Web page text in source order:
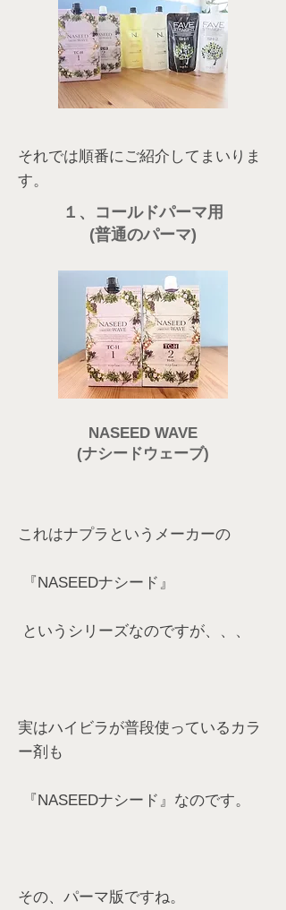
それでは順番にご紹介してまいりま
す。
１、コールドパーマ用
(普通のパーマ)
NASEED WAVE
(ナシードウェーブ)
これはナプラというメーカーの
『NASEEDナシード』
というシリーズなのですが、、、
実はハイビラが普段使っているカラ
ー剤も
『NASEEDナシード』なのです。
その、パーマ版ですね。